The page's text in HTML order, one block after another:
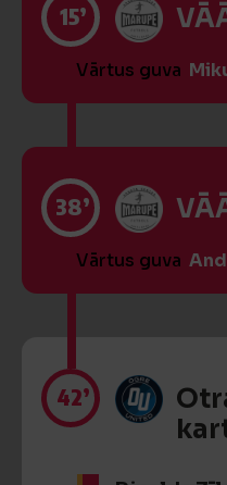
15’
Vārtus guva
38’
Vārtus guva
42’